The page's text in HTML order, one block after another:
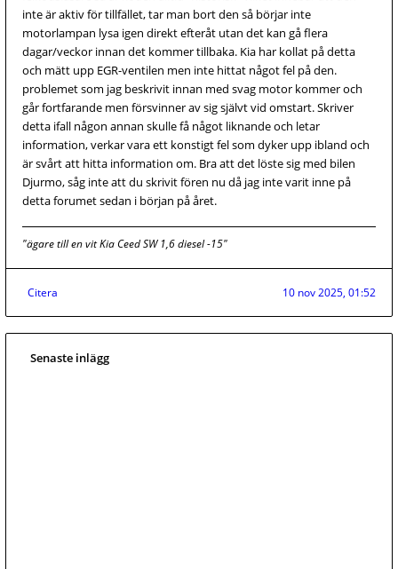
inte är aktiv för tillfället, tar man bort den så börjar inte
motorlampan lysa igen direkt efteråt utan det kan gå flera
dagar/veckor innan det kommer tillbaka. Kia har kollat på detta
och mätt upp EGR-ventilen men inte hittat något fel på den.
problemet som jag beskrivit innan med svag motor kommer och
går fortfarande men försvinner av sig självt vid omstart. Skriver
detta ifall någon annan skulle få något liknande och letar
information, verkar vara ett konstigt fel som dyker upp ibland och
är svårt att hitta information om. Bra att det löste sig med bilen
Djurmo, såg inte att du skrivit fören nu då jag inte varit inne på
detta forumet sedan i början på året.
"ägare till en vit Kia Ceed SW 1,6 diesel -15"
Citera 10 nov 2025, 01:52
Senaste inlägg